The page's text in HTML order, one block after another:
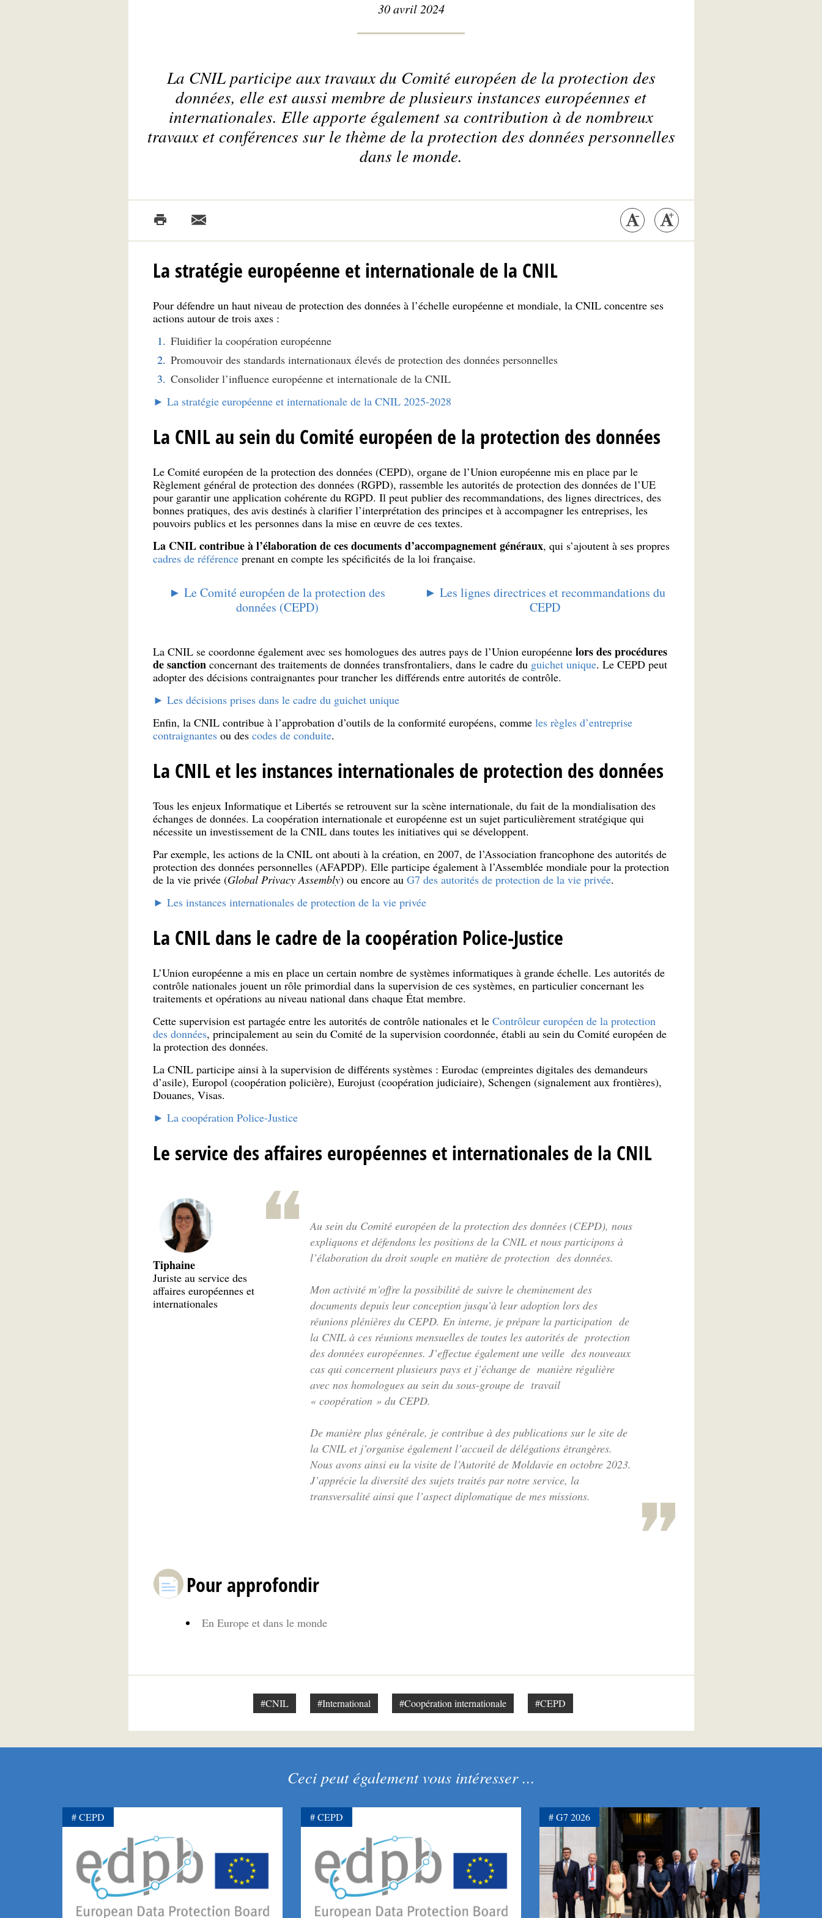
30 avril 2024
La CNIL participe aux travaux du Comité européen de la protection des
données, elle est aussi membre de plusieurs instances européennes et
internationales. Elle apporte également sa contribution à de nombreux
travaux et conférences sur le thème de la protection des données personnelles
dans le monde.
La stratégie européenne et internationale de la CNIL
Pour défendre un haut niveau de protection des données à l’échelle européenne et mondiale, la CNIL concentre ses
actions autour de trois axes :
Fluidifier la coopération européenne
Promouvoir des standards internationaux élevés de protection des données personnelles
Consolider l’influence européenne et internationale de la CNIL
► La stratégie européenne et internationale de la CNIL 2025-2028
La CNIL au sein du Comité européen de la protection des données
Le Comité européen de la protection des données (CEPD), organe de l’Union européenne mis en place par le
Règlement général de protection des données (RGPD), rassemble les autorités de protection des données de l’UE
pour garantir une application cohérente du RGPD. Il peut publier des recommandations, des lignes directrices, des
bonnes pratiques, des avis destinés à clarifier l’interprétation des principes et à accompagner les entreprises, les
pouvoirs publics et les personnes dans la mise en œuvre de ces textes.
La CNIL contribue à l’élaboration de ces documents d’accompagnement généraux, qui s’ajoutent à ses propres
cadres de référenceprenant en compte les spécificités de la loi française.
► Le Comité européen de la protection des
données (CEPD)
► Les lignes directrices et recommandations du
CEPD
La CNIL se coordonne également avec ses homologues des autres pays de l’Union européennelors des procédures
de sanctionconcernant des traitements de données transfrontaliers, dans le cadre du guichet unique. Le CEPD peut
adopter des décisions contraignantes pour trancher les différends entre autorités de contrôle.
► Les décisions prises dans le cadre du guichet unique
Enfin, la CNIL contribue à l’approbation d’outils de la conformité européens, comme les règles d’entreprise
contraignantesou des codes de conduite.
La CNIL et les instances internationales de protection des données
Tous les enjeux Informatique et Libertés se retrouvent sur la scène internationale, du fait de la mondialisation des
échanges de données. La coopération internationale et européenne est un sujet particulièrement stratégique qui
nécessite un investissement de la CNIL dans toutes les initiatives qui se développent.
Par exemple, les actions de la CNIL ont abouti à la création, en 2007, de l’Association francophone des autorités de
protection des données personnelles (AFAPDP). Elle participe également à l’Assemblée mondiale pour la protection
de la vie privée (Global Privacy Assembly) ou encore au G7 des autorités de protection de la vie privée.
► Les instances internationales de protection de la vie privée
La CNIL dans le cadre de la coopération Police-Justice
L’Union européenne a mis en place un certain nombre de systèmes informatiques à grande échelle. Les autorités de
contrôle nationales jouent un rôle primordial dans la supervision de ces systèmes, en particulier concernant les
traitements et opérations au niveau national dans chaque État membre.
Cette supervision est partagée entre les autorités de contrôle nationales et le Contrôleur européen de la protection
des données, principalement au sein du Comité de la supervision coordonnée, établi au sein du Comité européen de
la protection des données.
La CNIL participe ainsi à la supervision de différents systèmes : Eurodac (empreintes digitales des demandeurs
d’asile), Europol (coopération policière), Eurojust (coopération judiciaire), Schengen (signalement aux frontières),
Douanes, Visas.
► La coopération Police-Justice
Le service des affaires européennes et internationales de la CNIL
Au sein du Comité européen de la protection des données (CEPD), nous
expliquons et défendons les positions de la CNIL et nous participons à
l’élaboration du droit souple en matière de protection des données.
Mon activité m’offre la possibilité de suivre le cheminement des
documents depuis leur conception jusqu’à leur adoption lors des
réunions plénières du CEPD. En interne, je prépare la participation de
la CNIL à ces réunions mensuelles de toutes les autorités de protection
des données européennes. J’effectue également une veille des nouveaux
cas qui concernent plusieurs pays et j’échange de manière régulière
avec nos homologues au sein du sous-groupe de travail
« coopération » du CEPD.
De manière plus générale, je contribue à des publications sur le site de
la CNIL et j’organise également l’accueil de délégations étrangères.
Nous avons ainsi eu la visite de l’Autorité de Moldavie en octobre 2023.
J’apprécie la diversité des sujets traités par notre service, la
transversalité ainsi que l’aspect diplomatique de mes missions.
Tiphaine
Juriste au service des
affaires européennes et
internationales
Pour approfondir
En Europe et dans le monde
#CNIL #International #Coopération internationale #CEPD
Ceci peut également vous intéresser ...
CEPD CEPD G7 2026